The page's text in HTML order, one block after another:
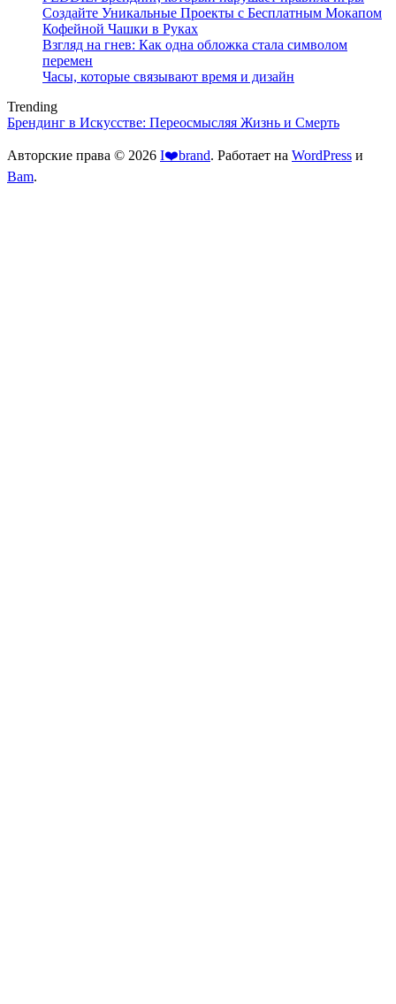
Создайте Уникальные Проекты с Бесплатным Мокапом
Кофейной Чашки в Руках
Взгляд на гнев: Как одна обложка стала символом
перемен
Часы, которые связывают время и дизайн
Trending
Брендинг в Искусстве: Переосмысляя Жизнь и Смерть
Авторские права © 2026 I❤️brand. Работает на WordPress и
Bam.